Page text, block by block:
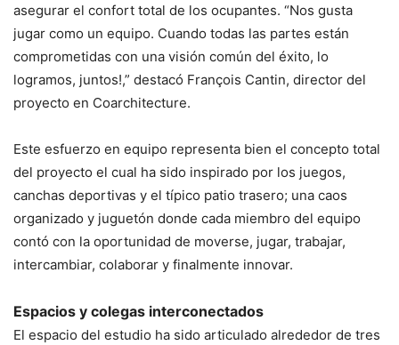
asegurar el confort total de los ocupantes. “Nos gusta
jugar como un equipo. Cuando todas las partes están
comprometidas con una visión común del éxito, lo
logramos, juntos!,” destacó François Cantin, director del
proyecto en Coarchitecture.
Este esfuerzo en equipo representa bien el concepto total
del proyecto el cual ha sido inspirado por los juegos,
canchas deportivas y el típico patio trasero; una caos
organizado y juguetón donde cada miembro del equipo
contó con la oportunidad de moverse, jugar, trabajar,
intercambiar, colaborar y finalmente innovar.
Espacios y colegas interconectados
El espacio del estudio ha sido articulado alrededor de tres